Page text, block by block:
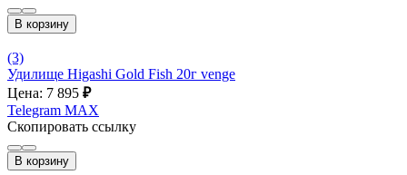
В корзину
(3)
Удилище Higashi Gold Fish 20г venge
Цена: 7 895 ₽
Telegram MAX
Скопировать ссылку
В корзину